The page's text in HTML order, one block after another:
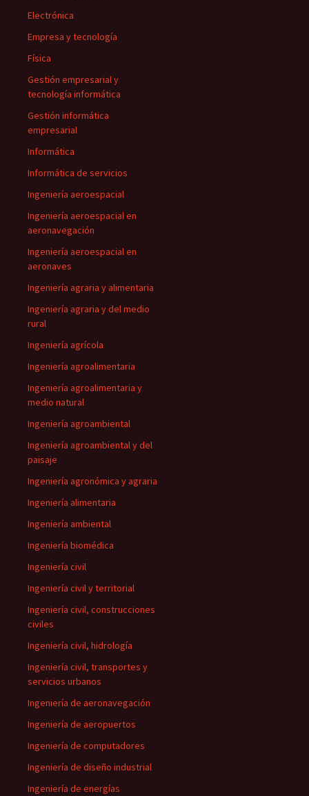
Electrónica
Empresa y tecnología
Física
Gestión empresarial y
tecnología informática
Gestión informática
empresarial
Informática
Informática de servicios
Ingeniería aeroespacial
Ingeniería aeroespacial en
aeronavegación
Ingeniería aeroespacial en
aeronaves
Ingeniería agraria y alimentaria
Ingeniería agraria y del medio
rural
Ingeniería agrícola
Ingeniería agroalimentaria
Ingeniería agroalimentaria y
medio natural
Ingeniería agroambiental
Ingeniería agroambiental y del
paisaje
Ingeniería agronómica y agraria
Ingeniería alimentaria
Ingeniería ambiental
Ingeniería biomédica
Ingeniería civil
Ingeniería civil y territorial
Ingeniería civil, construcciones
civiles
Ingeniería civil, hidrología
Ingeniería civil, transportes y
servicios urbanos
Ingeniería de aeronavegación
Ingeniería de aeropuertos
Ingeniería de computadores
Ingeniería de diseño industrial
Ingeniería de energías